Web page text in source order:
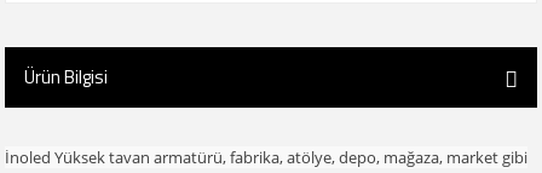
Ürün Bilgisi
İnoled Yüksek tavan armatürü, fabrika, atölye, depo, mağaza, market gibi